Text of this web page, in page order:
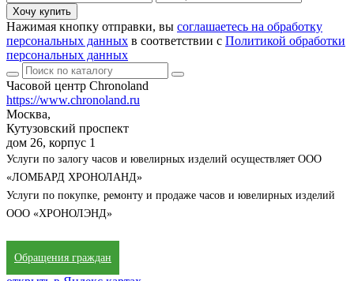
Хочу купить
Нажимая кнопку отправки, вы соглашаетесь на обработку
персональных данных в соответствии с Политикой обработки
персональных данных
Часовой центр Chronoland
https://www.chronoland.ru
Москва,
Кутузовский проспект
дом 26, корпус 1
Услуги по залогу часов и ювелирных изделий осуществляет ООО
«ЛОМБАРД ХРОНОЛАНД»
Услуги по покупке, ремонту и продаже часов и ювелирных изделий
ООО «ХРОНОЛЭНД»
Обращения граждан